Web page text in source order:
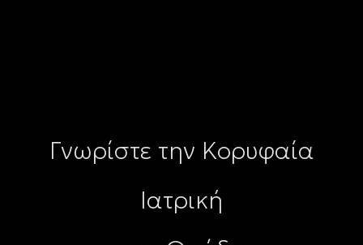
Γνωρίστε την Κορυφαία
Ιατρική